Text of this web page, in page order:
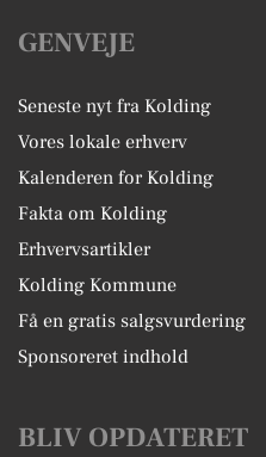
GENVEJE
Seneste nyt fra Kolding
Vores lokale erhverv
Kalenderen for Kolding
Fakta om Kolding
Erhvervsartikler
Kolding Kommune
Få en gratis salgsvurdering
Sponsoreret indhold
BLIV OPDATERET